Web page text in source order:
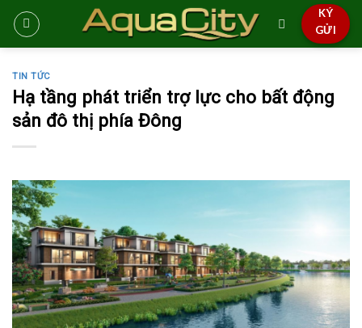
Skip
content
KÝ
GỬI
TIN TỨC
Hạ tầng phát triển trợ lực cho bất động
sản đô thị phía Đông